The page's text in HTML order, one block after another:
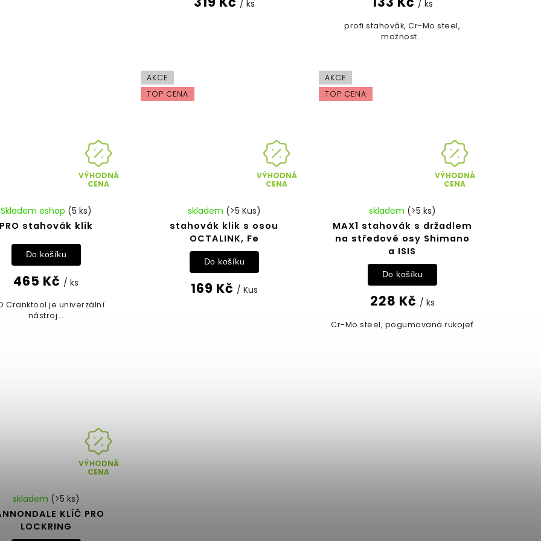
/ ks / ks
profi stahovák, Cr-Mo steel,
možnost...
VÝHODNÁ
CENA
stahovák klik
Skladem eshop (5 ks)
465 Kč / ks
Do košíku
Cranktool je univerzální
nástroj...
AKCE
TOP CENA
VÝHODNÁ
CENA
stahovák klik s osou
OCTALINK, Fe
skladem (>5 Kus)
169 Kč / Kus
Do košíku
AKCE
TOP CENA
VÝHODNÁ
CENA
MAX1 stahovák s držadlem
na středové osy Shimano
a ISIS
skladem (>5 ks)
228 Kč / ks
Do košíku
Cr-Mo steel, pogumovaná rukojeť
VÝHODNÁ
CENA
KLÍČ PRO
LOCKRING
skladem (>5 ks)